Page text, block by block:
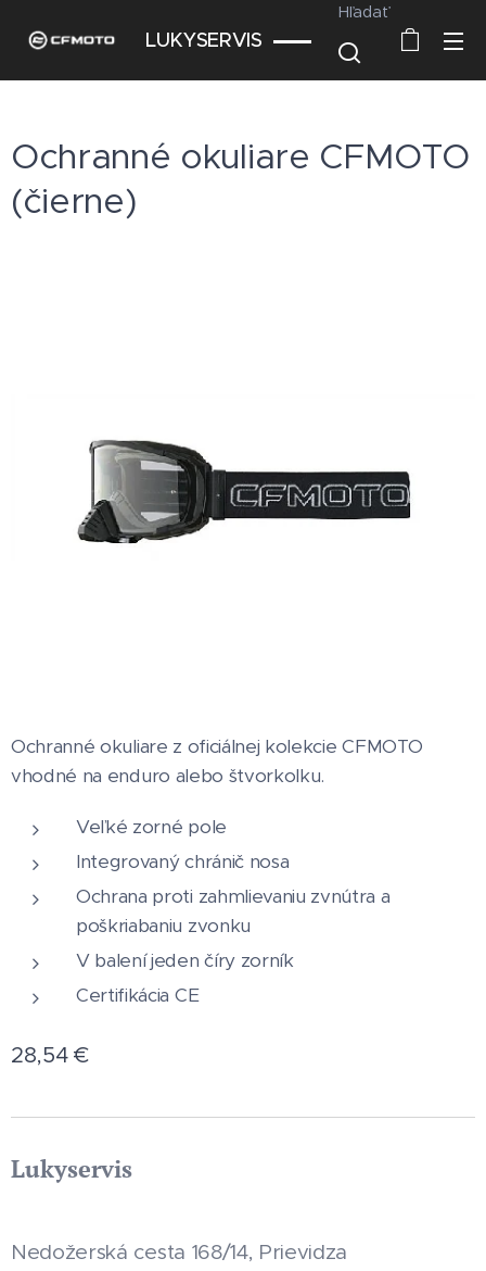
LUKYSERVIS
Hľadať
Ochranné okuliare CFMOTO
(čierne)
Ochranné okuliare z oficiálnej kolekcie CFMOTO
vhodné na enduro alebo štvorkolku.
Veľké zorné pole
Integrovaný chránič nosa
Ochrana proti zahmlievaniu zvnútra a
poškriabaniu zvonku
V balení jeden číry zorník
Certifikácia CE
28,54€
Lukyservis
Nedožerská cesta 168/14, Prievidza